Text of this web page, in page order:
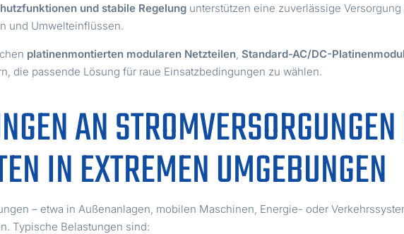
und stabile Regelung unterstützen eine zuverlässige
und Umwelteinflüssen.
platinenmontierten modularen Netzteilen ,Standard-AC/DC-
die passende Lösung für raue Einsatzbedingungen zu wählen.
AN
IN EXTREMEN UMGEBUNGEN
– etwa in Außenanlagen, mobilen Maschinen, Energie- oder
Typische Belastungen sind: